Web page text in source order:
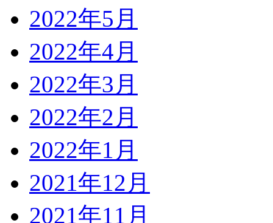
2022年5月
2022年4月
2022年3月
2022年2月
2022年1月
2021年12月
2021年11月